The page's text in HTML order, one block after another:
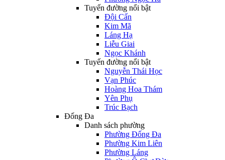
Tuyến đường nổi bật
Đội Cấn
Kim Mã
Láng Hạ
Liễu Giai
Ngọc Khánh
Tuyến đường nổi bật
Nguyễn Thái Học
Vạn Phúc
Hoàng Hoa Thám
Yên Phụ
Trúc Bạch
Đống Đa
Danh sách phường
Phường Đống Đa
Phường Kim Liên
Phường Láng